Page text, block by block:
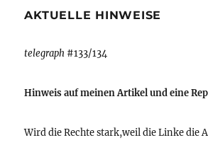
AKTUELLE HINWEISE
telegraph #133/134
Hinweis auf meinen Artikel und eine
Wird die Rechte stark,weil die Linke die